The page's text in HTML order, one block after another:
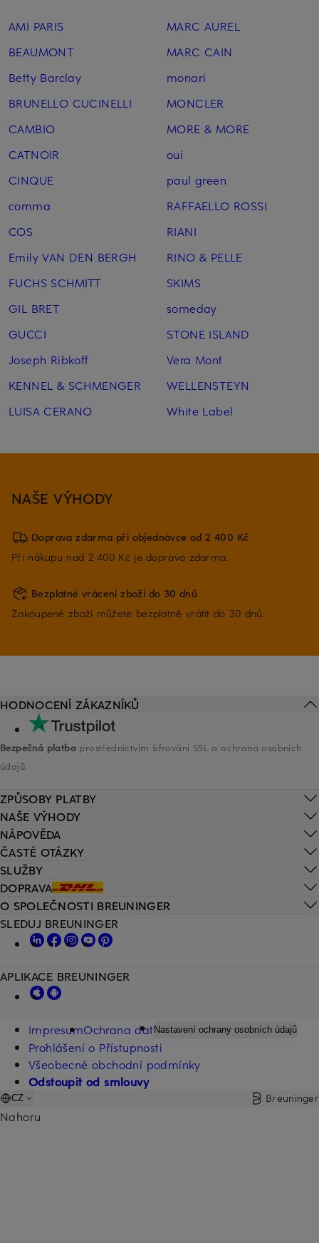
AMI PARIS
BEAUMONT
Betty Barclay
BRUNELLO CUCINELLI
CAMBIO
CATNOIR
CINQUE
comma
COS
Emily VAN DEN BERGH
FUCHS SCHMITT
GIL BRET
GUCCI
Joseph Ribkoff
KENNEL & SCHMENGER
LUISA CERANO
MARC AUREL
MARC CAIN
monari
MONCLER
MORE & MORE
oui
paul green
RAFFAELLO ROSSI
RIANI
RINO & PELLE
SKIMS
someday
STONE ISLAND
Vera Mont
WELLENSTEYN
White Label
NAŠE VÝHODY
Doprava zdarma při objednávce od 2 400 Kč
Při nákupu nad 2 400 Kč je doprava zdarma.
Bezplatné vrácení zboží do 30 dnů
Zakoupené zboží můžete bezplatně vrátit do 30 dnů.
NÁPOVĚDA
ČASTÉ OTÁZKY
SLUŽBY
DOPRAVA
HODNOCENÍ ZÁKAZNÍKŮ
Bezpečná platba prostřednictvím šifrování SSL a ochrana osobních
údajů.
ZPŮSOBY PLATBY
NAŠE VÝHODY
O SPOLEČNOSTI BREUNINGER
SLEDUJ BREUNINGER
APLIKACE BREUNINGER
ImpresumOchrana dat Nastavení ochrany osobních údajů
Prohlášení o Přístupnosti
Všeobecné obchodní podmínky
Odstoupit od smlouvy
CZ Breuninger
Nahoru